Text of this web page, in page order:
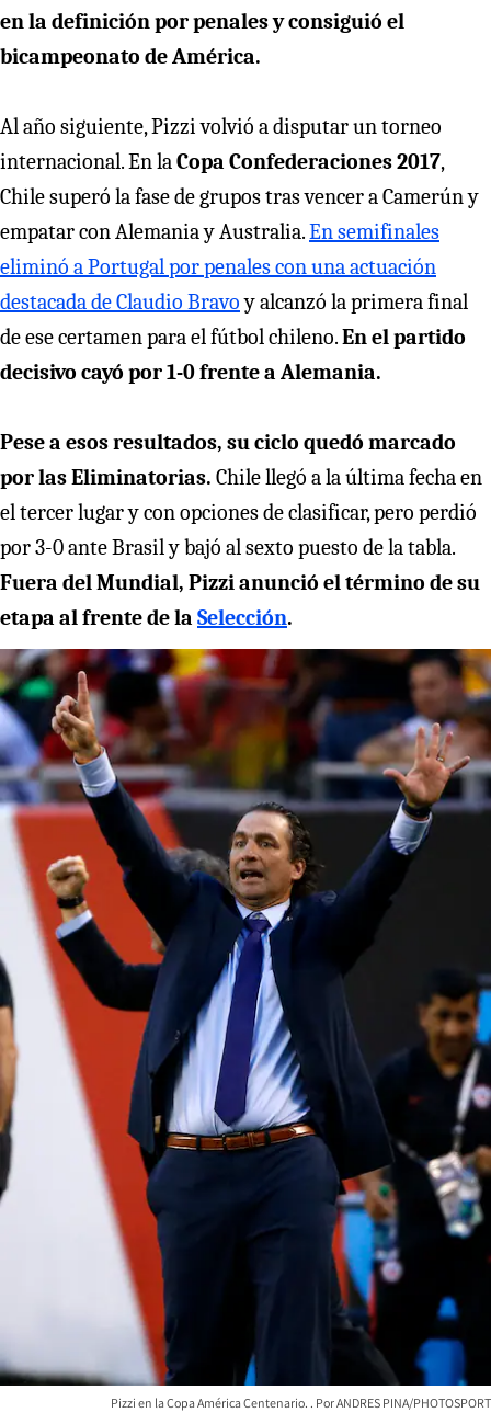
en la definición por penales y consiguió el
bicampeonato de América.
Al año siguiente, Pizzi volvió a disputar un torneo
internacional. En laCopa Confederaciones 2017,
Chile superó la fase de grupos tras vencer a Camerún y
empatar con Alemania y Australia.En semifinales
eliminó a Portugal por penales con una actuación
destacada de Claudio Bravoy alcanzó la primera final
de ese certamen para el fútbol chileno.En el partido
decisivo cayó por 1-0 frente a Alemania.
Pese a esos resultados, su ciclo quedó marcado
por las Eliminatorias. Chile llegó a la última fecha en
el tercer lugar y con opciones de clasificar, pero perdió
por 3-0 ante Brasil y bajó al sexto puesto de la tabla.
Fuera del Mundial, Pizzi anunció el término de su
etapa al frente de la Selección.
Pizzi en la Copa América Centenario. ANDRES PINA/PHOTOSPORT